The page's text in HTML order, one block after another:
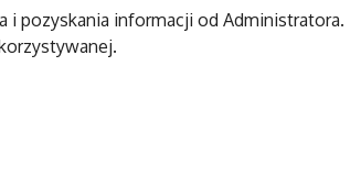
pozyskania informacji od Administratora.